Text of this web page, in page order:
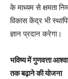
के माध्यम से क्षमता
विकास केंद्र भी
ज्ञान प्रदान करेगा।
भविष्य में गुणवत्ता
तक बढ़ाने की योजना